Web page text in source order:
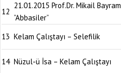
12
21.01.2015 Prof.Dr. Mikail Bayram
”Abbasiler”
13 Kelam Çalıştayı – Selefilik
14 Nüzul-ü İsa – Kelam Çalıştayı